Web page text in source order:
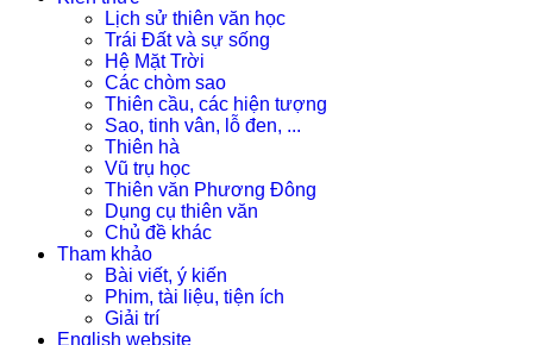
Lịch sử thiên văn học
Trái Đất và sự sống
Hệ Mặt Trời
Các chòm sao
Thiên cầu, các hiện tượng
Sao, tinh vân, lỗ đen, ...
Thiên hà
Vũ trụ học
Thiên văn Phương Đông
Dụng cụ thiên văn
Chủ đề khác
Tham khảo
Bài viết, ý kiến
Phim, tài liệu, tiện ích
Giải trí
English website